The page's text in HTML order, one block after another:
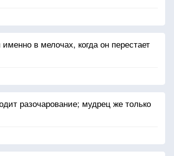
в мелочах, когда он перестает
разочарование; мудрец же только